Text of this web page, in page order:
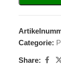
Categorie:
Share: